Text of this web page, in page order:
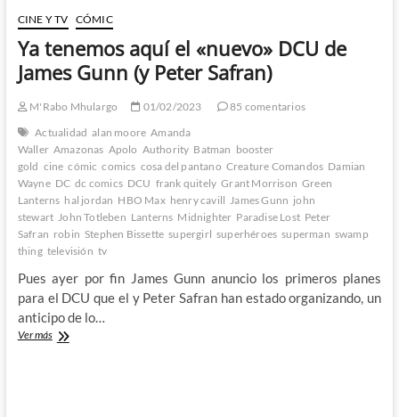
CINE Y TV CÓMIC
Ya tenemos aquí el «nuevo» DCU de
James Gunn (y Peter Safran)
M'Rabo Mhulargo 01/02/2023
85 comentarios
Actualidad alan moore Amanda
Waller Amazonas Apolo Authority Batman booster
gold cine cómic comics cosa del pantano Creature Comandos Damian
Wayne DC dc comics DCU frank quitely Grant Morrison Green
Lanterns hal jordan HBO Max henry cavill James Gunn john
stewart John Totleben Lanterns Midnighter Paradise Lost Peter
Safran robin Stephen Bissette supergirl superhéroes superman swamp
thing televisión tv
Pues ayer por fin James Gunn anuncio los primeros planes
para el DCU que el y Peter Safran han estado organizando, un
anticipo de lo…
Ver másYa